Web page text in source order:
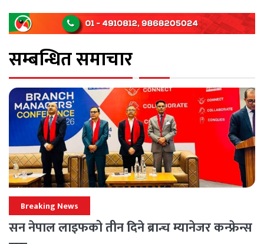
सम्बन्धित समाचार
Breaking News
सन नेपाल लाइफको तीन दिने ब्रान्च म्यानेजर कन्फ्रेन्स